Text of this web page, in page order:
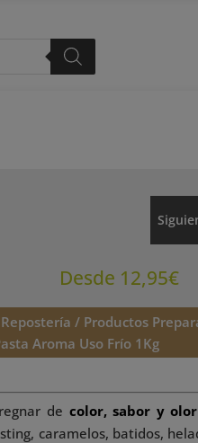
Desde 12,95€
/ Productos
Aroma Uso Frío 1Kg
de color, sabor y olor
caramelos, batidos,